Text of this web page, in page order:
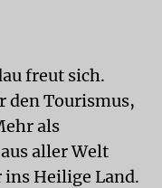
freut sich.
den Tourismus,
als
aller Welt
Heilige Land.